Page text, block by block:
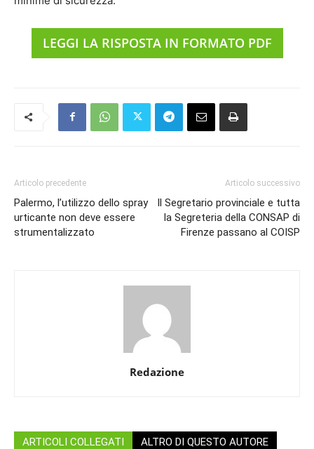
LEGGI LA RISPOSTA IN FORMATO PDF
Articolo precedente
Palermo, l’utilizzo dello spray
urticante non deve essere
strumentalizzato
Articolo successivo
Il Segretario provinciale e tutta
la Segreteria della CONSAP di
Firenze passano al COISP
Redazione
ARTICOLI COLLEGATI ALTRO DI QUESTO AUTORE